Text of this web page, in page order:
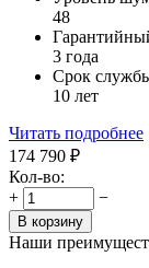
48
3 года
Срок
10 лет
Читать подробнее
174 790 ₽
Кол-во:
+
−
В корзину
Наши